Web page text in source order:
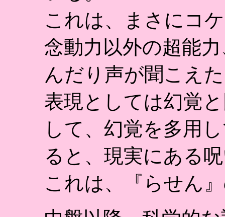
これは、まさにコ
念動力以外の超能
んだり声が聞こえ
表現としては幻覚
して、幻覚を多用
ると、現実にある
これは、『らせん